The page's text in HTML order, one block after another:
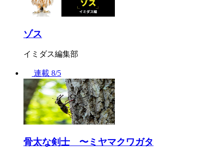
ゾス
イミダス編集部
連載 8/5
骨太な剣士 〜ミヤマクワガタ